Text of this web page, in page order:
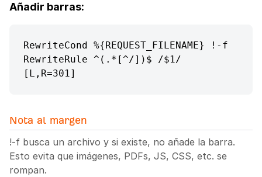
Añadir barras:
RewriteCond %{REQUEST_FILENAME} !-f
RewriteRule ^(.*[^/])$ /$1/
[L,R=301]
Nota al margen
!-f busca un archivo y si existe, no añade la barra.
Esto evita que imágenes, PDFs, JS, CSS, etc. se
rompan.